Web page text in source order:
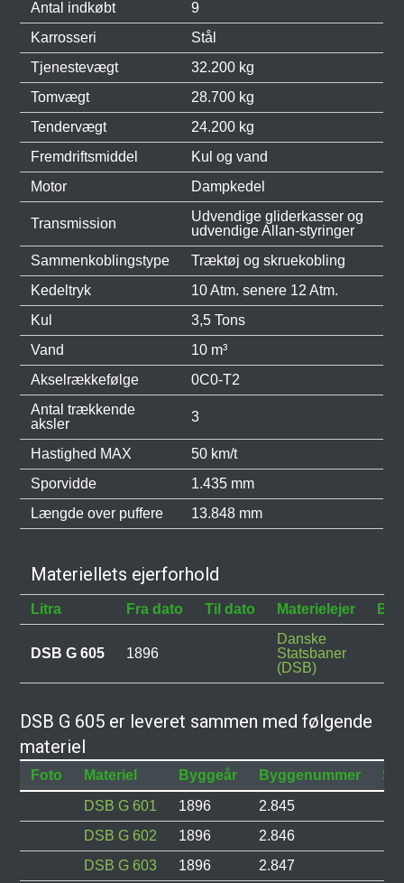
Antal indkøbt
9
Karrosseri
Stål
Tjenestevægt
32.200 kg
Tomvægt
28.700 kg
Tendervægt
24.200 kg
Fremdriftsmiddel
Kul og vand
Motor
Dampkedel
Transmission
Udvendige gliderkasser og
udvendige Allan-styringer
Sammenkoblingstype
Træktøj og skruekobling
Kedeltryk
10 Atm. senere 12 Atm.
Kul
3,5 Tons
Vand
10 m³
Akselrækkefølge
0C0-T2
Antal trækkende
aksler
3
Hastighed MAX
50 km/t
Sporvidde
1.435 mm
Længde over puffere
13.848 mm
Materiellets ejerforhold
Litra Fra dato Til dato Materielejer
DSB G 605 1896
Danske
Statsbaner
(DSB)
DSB G 605 er leveret sammen med følgende
materiel
Foto Materiel Byggeår Byggenummer
DSB G 601
1896
2.845
DSB G 602
1896
2.846
DSB G 603
1896
2.847